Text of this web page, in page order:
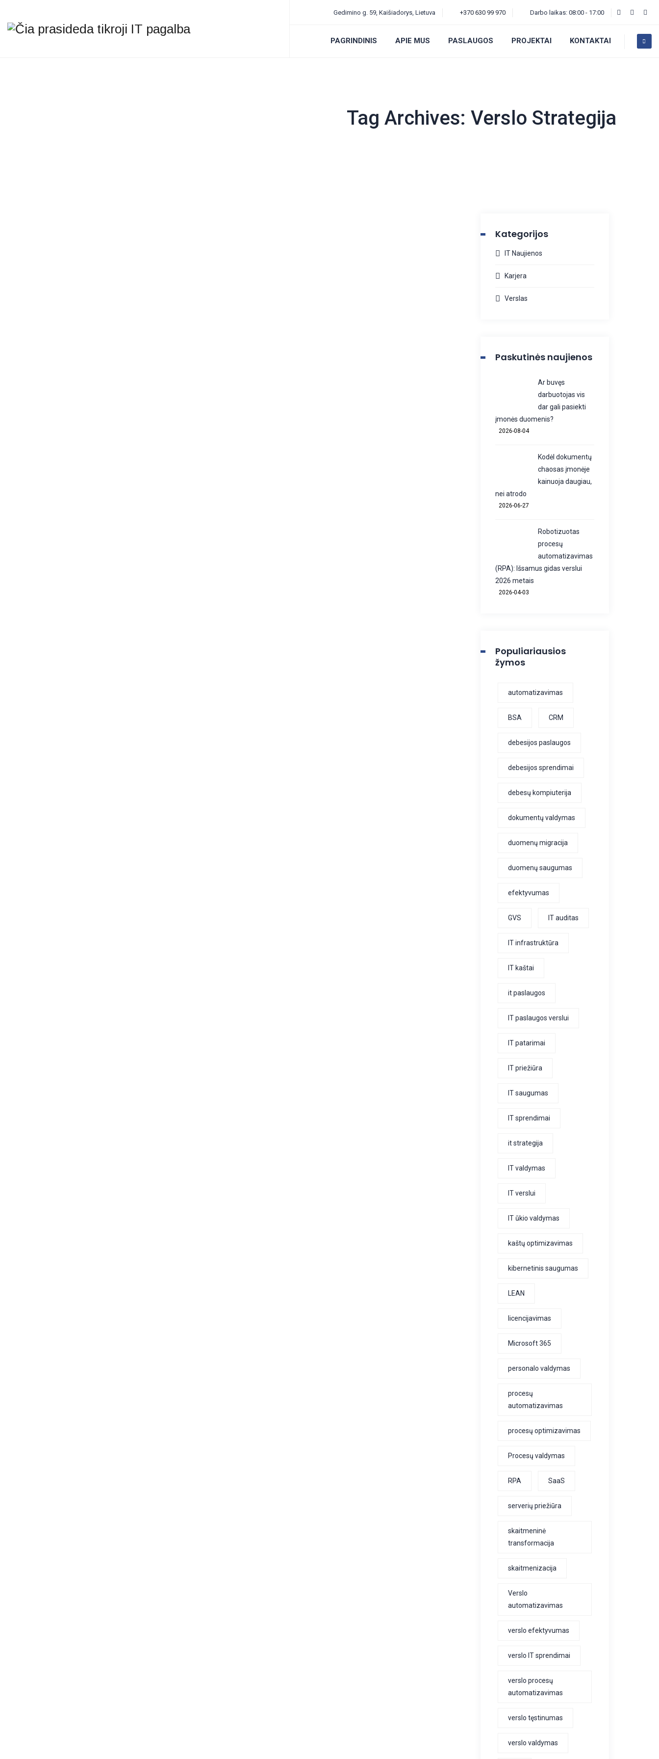
Gedimino g. 59, Kaišiadorys, Lietuva +370 630 99 970 Darbo laikas: 08:00 - 17:00
PAGRINDINIS APIE MUS PASLAUGOS PROJEKTAI KONTAKTAI
Tag Archives: Verslo Strategija
Kategorijos
IT Naujienos
Karjera
Verslas
Paskutinės naujienos
Ar buvęs
darbuotojas vis
dar gali pasiekti
įmonės duomenis?
2026-08-04
Kodėl dokumentų
chaosas įmonėje
kainuoja daugiau,
nei atrodo
2026-06-27
Robotizuotas
procesų
automatizavimas
(RPA): Išsamus gidas verslui
2026 metais
2026-04-03
Populiariausios
žymos
automatizavimas
BSA CRM
debesijos paslaugos
debesijos sprendimai
debesų kompiuterija
dokumentų valdymas
duomenų migracija
duomenų saugumas
efektyvumas
GVS IT auditas
IT infrastruktūra
IT kaštai
it paslaugos
IT paslaugos verslui
IT patarimai
IT priežiūra
IT saugumas
IT sprendimai
it strategija
IT valdymas
IT verslui
IT ūkio valdymas
kaštų optimizavimas
kibernetinis saugumas
LEAN
licencijavimas
Microsoft 365
personalo valdymas
procesų
automatizavimas
procesų optimizavimas
Procesų valdymas
RPA SaaS
serverių priežiūra
skaitmeninė
transformacija
skaitmenizacija
Verslo
automatizavimas
verslo efektyvumas
verslo IT sprendimai
verslo procesų
automatizavimas
verslo tęstinumas
verslo valdymas